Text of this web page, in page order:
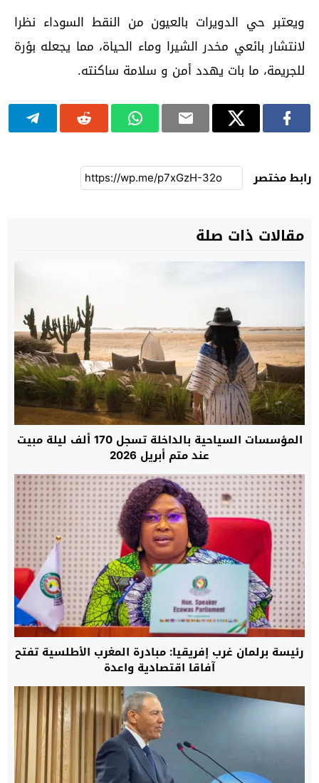
ويعتبر حي الدويرات بالعيون من النقط السوداء نظرا
لانتشار بائعي مخدر الشيرا وماء الحياة، مما يجعله بؤرة
للجريمة، ما بات يهدد أمن و سلامة ساكنته.
رابط مختصر
مقالات ذات صلة
المؤسسات السياحية بالداخلة تسجل 170 ألف ليلة مبيت
عند متم أبريل 2026
رئيسة برلمان غرب إفريقيا: مبادرة المغرب الأطلسية تفتح
آفاقا اقتصادية واعدة